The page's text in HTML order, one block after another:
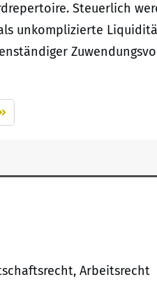
Steuerlich
unkomplizierte
Arbeitsrecht